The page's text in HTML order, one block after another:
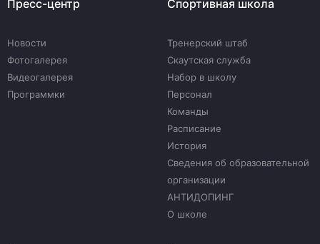
Пресс-центр
Новости
Фотогалерея
Видеогалерея
Программки
Спортивная школа
Тренерский штаб
Скаутская служба
Набор в школу
Персонал
Команды
Расписание
История
Сведения об образовательной
организации
АНТИДОПИНГ
О школе